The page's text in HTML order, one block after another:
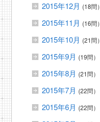
2015年12月 (18問）
2015年11月 (16問）
2015年10月 (21問）
2015年9月 (19問）
2015年8月 (21問）
2015年7月 (22問）
2015年6月 (22問）